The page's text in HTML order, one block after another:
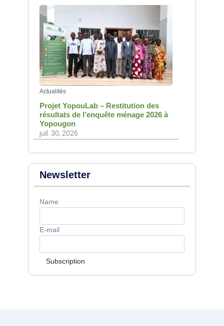
Actualités
Projet YopouLab – Restitution des
résultats de l’enquête ménage 2026 à
Yopougon
juil. 30, 2026
Newsletter
Name
E-mail
Subscription